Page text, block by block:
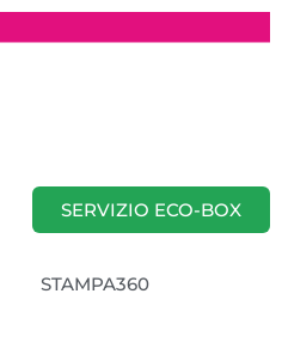
SERVIZIO ECO-BOX
STAMPA360